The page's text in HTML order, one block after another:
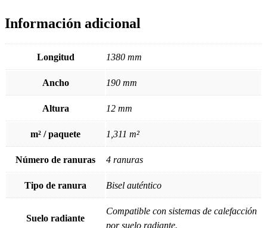
Información adicional
Longitud 1380 mm
Ancho 190 mm
Altura 12 mm
m² / paquete 1,311 m²
Número de ranuras 4 ranuras
Tipo de ranura Bisel auténtico
Suelo radiante
Compatible con sistemas de calefacción
por suelo radiante.